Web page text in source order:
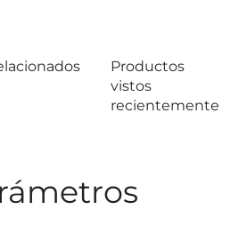
Productos
vistos
recientemente